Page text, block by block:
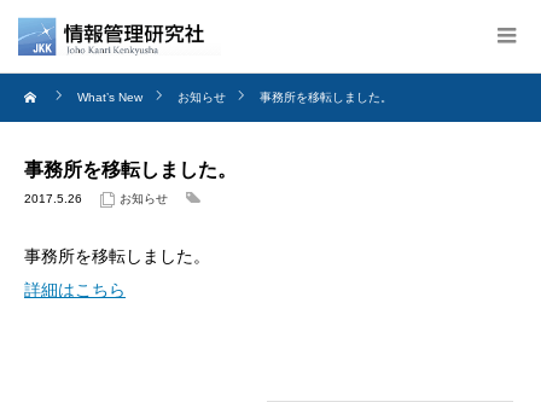
What’s New お知らせ 事務所を移転しました。
事務所を移転しました。
2017.5.26 お知らせ
事務所を移転しました。
詳細はこちら